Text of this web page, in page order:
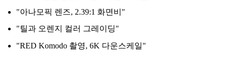
"아나모픽 렌즈, 2.39:1 화면비"
"틸과 오렌지 컬러 그레이딩"
"RED Komodo 촬영, 6K 다운스케일"